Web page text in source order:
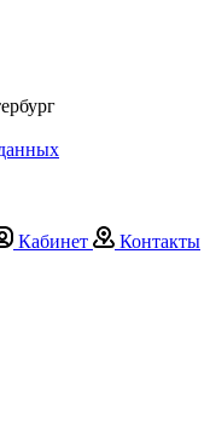
Кабинет Контакты